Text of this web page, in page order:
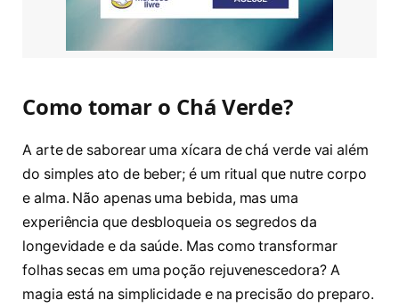
Como tomar o Chá Verde?
A arte de saborear uma xícara de chá verde vai além
do simples ato de beber; é um ritual que nutre corpo
e alma. Não apenas uma bebida, mas uma
experiência que desbloqueia os segredos da
longevidade e da saúde. Mas como transformar
folhas secas em uma poção rejuvenescedora? A
magia está na simplicidade e na precisão do preparo.